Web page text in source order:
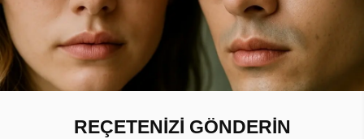
REÇETENİZİ GÖNDERİN